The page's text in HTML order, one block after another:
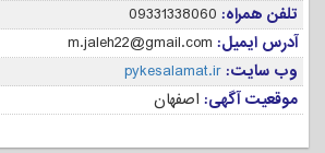
تلفن همراه: 09331338060
آدرس ایمیل: m.jaleh22@gmail.com
وب سایت:pykesalamat.ir
موقعیت آگهی: اصفهان